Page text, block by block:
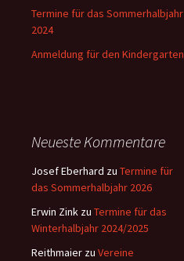
Termine für das Sommerhalbjahr
2024
Anmeldung für den Kindergarten
Neueste Kommentare
Josef Eberhard zu Termine für
das Sommerhalbjahr 2026
Erwin Zink zu Termine für das
Winterhalbjahr 2024/2025
Reithmaier zu Vereine